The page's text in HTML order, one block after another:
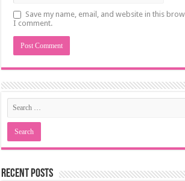
Save my name, email, and website in this
I comment.
Recent Posts